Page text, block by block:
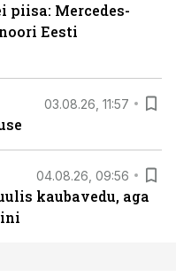
Mercedes-
Eesti
03.08.26, 11:57
04.08.26, 09:56
kaubavedu, aga